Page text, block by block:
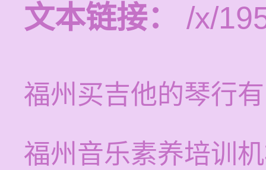
文本链接：
/x/
福州买吉他的琴行
福州音乐素养培训